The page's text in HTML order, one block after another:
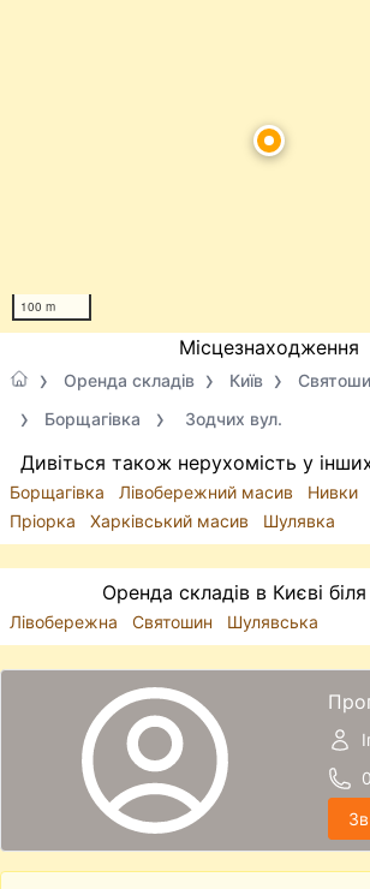
100 m
Місцезнаходження
Оренда складів Київ
Борщагівка
Зодчих вул.
Дивіться також нерухомість у
Борщагівка Лівобережний масив Нивки
Пріорка
Харківський масив Шулявка
Оренда складів в Києві
Лівобережна Святошин Шулявська